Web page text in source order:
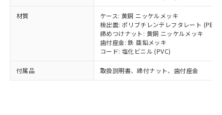
材質
ケース: 黄銅 ニッケルメッキ
検出面: ポリブチレンテレフタレート (PBT)
締めつけナット: 黄銅 ニッケルメッキ
歯付座金: 鉄 亜鉛メッキ
コード: 塩化ビニル (PVC)
付属品 取扱説明書、締付ナット、歯付座金
在庫状況および標準価格結果を当社の
事前の承諾なく第三者に漏洩または開
示しないようお願いします。
マイパーツ機能（部品リスト作成サー
ビス）をご利用いただくには、I-Web
メンバーズにご登録されている必要が
お客様が当ウェブサイト上で当社にご
部品在庫の切り替え状況などにより、予定
月が前後することがあります。
「ｅ」：有害物質（10物質）のすべてが基
準値以下であることを示します。
「10」：通常の使用状況下において有害物
質が外部に漏えいし、環境に深刻な影響を
及ぼさない年数を意味します。
「－」：未確認です。当社販売部門へお問
当社は、貴社製品を第三者に販売する
場合は、上記1、2および3の内容を当
該第三者に通知します。また当社は、
販売先および販売に係わる関係者が違
法に輸出するおそれがある場合は、取
機器販売店・当社販売員にご確
認ください)
受注生産機種、また在庫状況の
情報を公開していない機種